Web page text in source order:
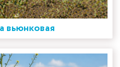
вьюнковая